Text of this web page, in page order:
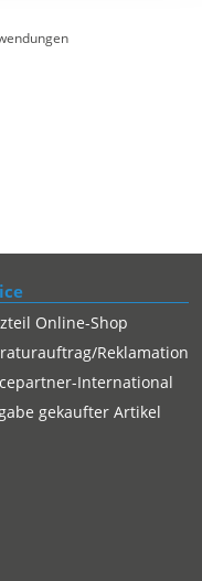
Online-Shop
Reklamation
International
gekaufter Artikel